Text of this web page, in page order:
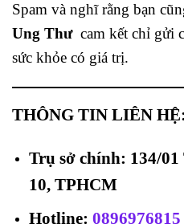
Spam và nghĩ rằng bạn
Ung Thư cam kết chỉ gửi
sức khỏe có giá trị.
THÔNG TIN LIÊN HỆ:
Trụ sở chính: 134/
10, TPHCM
Hotline: 0896976815